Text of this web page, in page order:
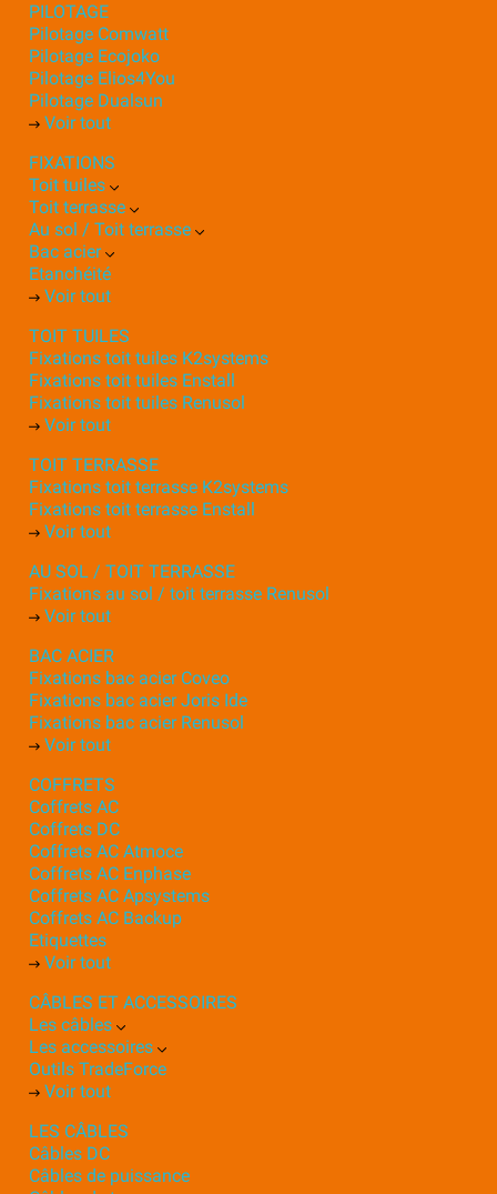
PILOTAGE
Pilotage Comwatt
Pilotage Ecojoko
Pilotage Elios4You
Pilotage Dualsun
Voir tout
FIXATIONS
Toit tuiles
Toit terrasse
Au sol / Toit terrasse
Bac acier
Etanchéité
Voir tout
TOIT TUILES
Fixations toit tuiles K2systems
Fixations toit tuiles Enstall
Fixations toit tuiles Renusol
Voir tout
TOIT TERRASSE
Fixations toit terrasse K2systems
Fixations toit terrasse Enstall
Voir tout
AU SOL / TOIT TERRASSE
Fixations au sol / toit terrasse Renusol
Voir tout
BAC ACIER
Fixations bac acier Coveo
Fixations bac acier Joris Ide
Fixations bac acier Renusol
Voir tout
COFFRETS
Coffrets AC
Coffrets DC
Coffrets AC Atmoce
Coffrets AC Enphase
Coffrets AC Apsystems
Coffrets AC Backup
Etiquettes
Voir tout
CÂBLES ET ACCESSOIRES
Les câbles
Les accessoires
Outils TradeForce
Voir tout
LES CÂBLES
Câbles DC
Câbles de puissance